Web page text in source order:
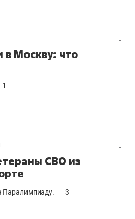
в Москву: что
1
СВО из
Паралимпиаду. 3